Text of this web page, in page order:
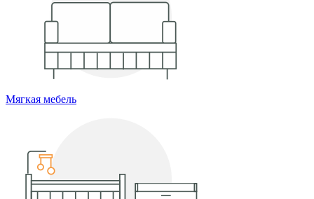
Мягкая мебель